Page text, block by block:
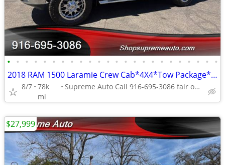
• • • • • • • • • • • • • • • • • • • • • • • •
2018 RAM 1500 Laramie Crew Cab*4X4*Tow Package*Lifted*loaded*Moon Roof
8/7 78k
mi
Supreme Auto Call 916-695-3086 fair oaks
$27,999